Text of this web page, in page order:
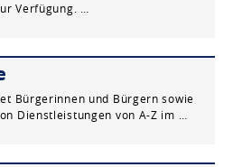
Verfügung. …
Bürgerinnen und Bürgern sowie
Dienstleistungen von A-Z im …